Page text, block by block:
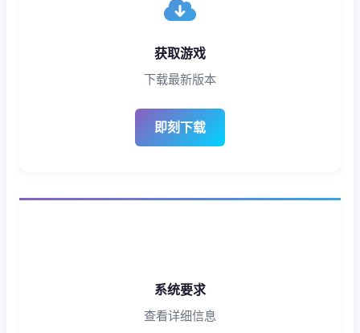
获取游戏
下载最新版本
即刻下载
系统要求
查看详细信息